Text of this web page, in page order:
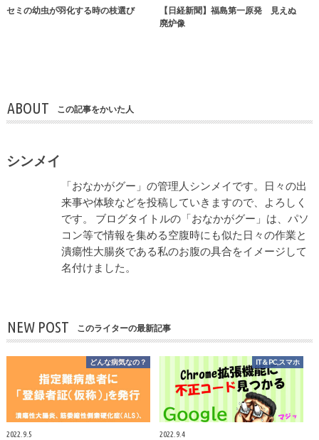
セミの幼虫が羽化する時の枝選び
【日経新聞】福島第一原発 見えぬ
廃炉像
ABOUT この記事をかいた人
シンメイ
「おなかがグー」の管理人シンメイです。日々の出
来事や体験などを投稿していきますので、よろしく
です。 ブログタイトルの「おなかがグー」は、パソ
コン等で情報を集める空腹時にも似た日々の作業と
潰瘍性大腸炎である私のお腹の具合をイメージして
名付けました。
NEW POST このライターの最新記事
どんな病気なの？
2022.9.5
IT＆PC,スマホ
2022.9.4